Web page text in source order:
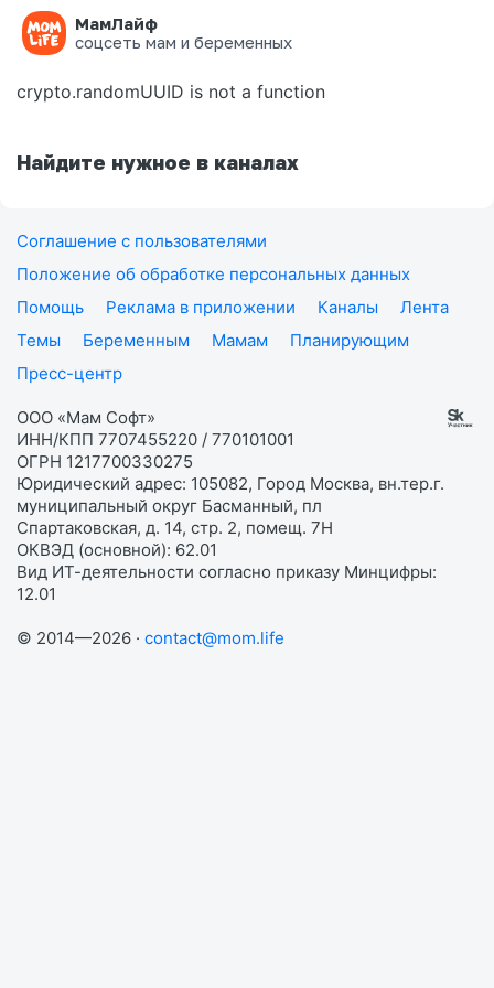
МамЛайф
соцсеть мам и беременных
Ошибка на странице
crypto.randomUUID is not a function
Найдите нужное в каналах
Соглашение с пользователями
Положение об обработке персональных данных
Помощь
Реклама в приложении Каналы
Лента
Темы
Беременным Мамам
Планирующим
Пресс-центр
ООО «Мам Софт»
ИНН/КПП 7707455220 / 770101001
ОГРН 1217700330275
Юридический адрес: 105082, Город Москва, вн.тер.г.
муниципальный округ Басманный, пл
Спартаковская, д. 14, стр. 2, помещ. 7Н
ОКВЭД (основной): 62.01
Вид ИТ-деятельности согласно приказу Минцифры:
12.01
© 2014—2026 · contact@mom.life